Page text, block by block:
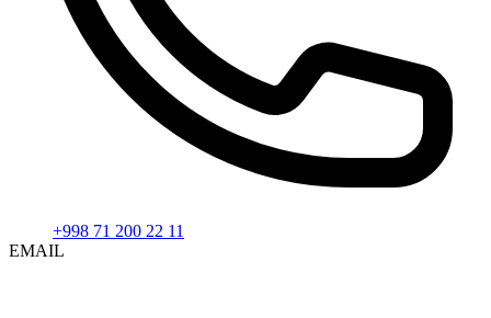
+998 71 200 22 11
EMAIL